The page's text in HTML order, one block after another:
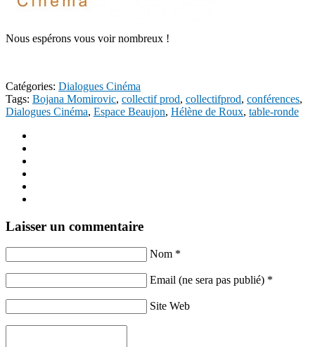
Nous espérons vous voir nombreux !
Catégories: Dialogues Cinéma
Tags: Bojana Momirovic, collectif prod, collectifprod, conférences,
Dialogues Cinéma, Espace Beaujon, Hélène de Roux, table-ronde
Laisser un commentaire
Nom *
Email (ne sera pas publié) *
Site Web